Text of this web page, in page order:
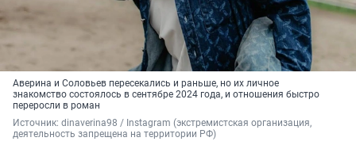
Аверина и Соловьев пересекались и раньше, но их личное
знакомство состоялось в сентябре 2024 года, и отношения быстро
переросли в роман
Источник: dinaverina98 / Instagram (экстремистская организация,
деятельность запрещена на территории РФ)